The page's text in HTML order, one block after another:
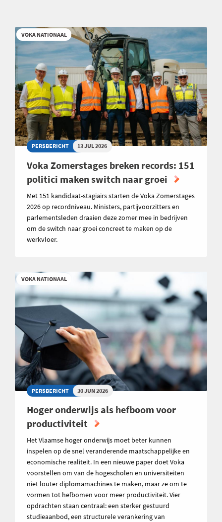
VOKA NATIONAAL
PERSBERICHT 13 JUL 2026
Voka Zomerstages breken records: 151
politici maken switch naar groei
Met 151 kandidaat-stagiairs starten de Voka Zomerstages
2026 op recordniveau. Ministers, partijvoorzitters en
parlementsleden draaien deze zomer mee in bedrijven
om de switch naar groei concreet te maken op de
werkvloer.
VOKA NATIONAAL
PERSBERICHT 30 JUN 2026
Hoger onderwijs als hefboom voor
productiviteit
Het Vlaamse hoger onderwijs moet beter kunnen
inspelen op de snel veranderende maatschappelijke en
economische realiteit. In een nieuwe paper doet Voka
voorstellen om van de hogescholen en universiteiten
niet louter diplomamachines te maken, maar ze om te
vormen tot hefbomen voor meer productiviteit. Vier
opdrachten staan centraal: een sterker gestuurd
studieaanbod, een structurele verankering van